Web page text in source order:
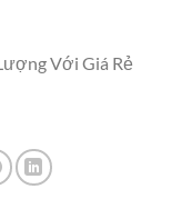
Với Giá Rẻ